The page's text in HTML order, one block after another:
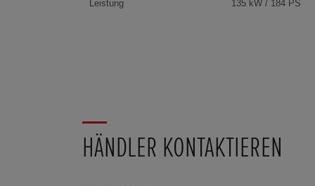
Leistung
135 kW / 184 PS
HÄNDLER KONTAKTIEREN